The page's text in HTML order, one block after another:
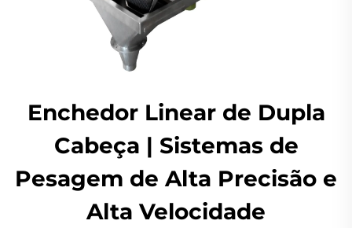
Enchedor Linear de Dupla
Cabeça | Sistemas de
Pesagem de Alta Precisão e
Alta Velocidade